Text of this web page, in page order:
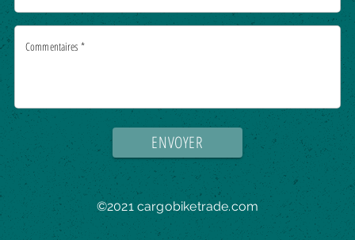
Commentaires *
ENVOYER
©2021 cargobiketrade.com